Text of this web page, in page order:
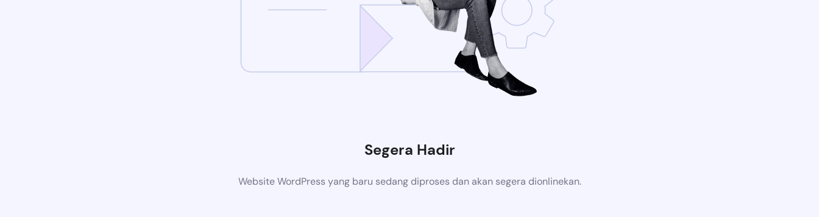
Segera Hadir
Website WordPress yang baru sedang diproses dan akan segera dionlinekan.